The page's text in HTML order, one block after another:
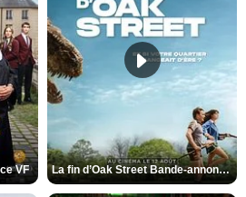
VF La fin d’Oak Street Bande-annonce VO STFR